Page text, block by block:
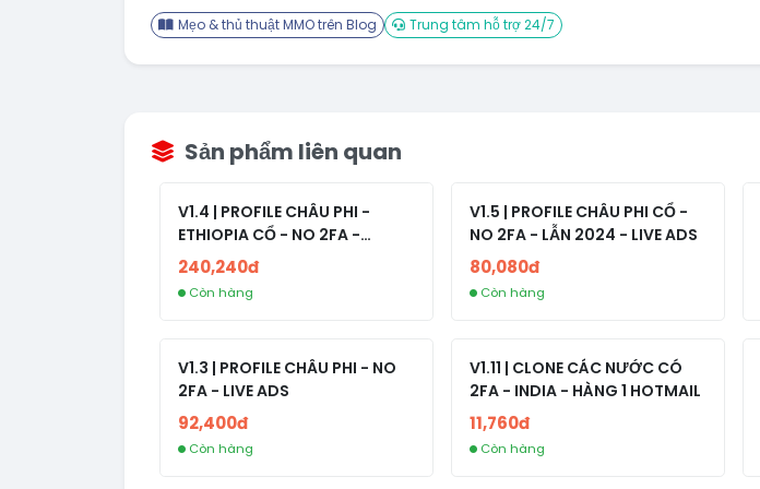
Mẹo & thủ thuật MMO trên Blog Trung tâm hỗ trợ 24/7
Sản phẩm liên quan
V1.4 | PROFILE CHÂU PHI -
ETHIOPIA CỔ - NO 2FA -
RANDOM BẠN BÈ
240,240đ
Còn hàng
V1.5 | PROFILE CHÂU PHI CỔ -
NO 2FA - LẪN 2024 - LIVE ADS
80,080đ
Còn hàng
V1.3 | PROFILE CHÂU PHI - NO
2FA - LIVE ADS
92,400đ
Còn hàng
V1.11 | CLONE CÁC NƯỚC CÓ
2FA - INDIA - HÀNG 1 HOTMAIL
11,760đ
Còn hàng